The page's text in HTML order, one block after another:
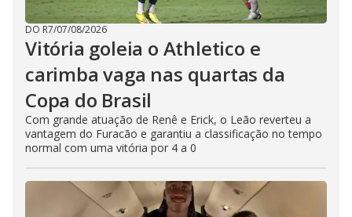
DO R7/07/08/2026
Vitória goleia o Athletico e
carimba vaga nas quartas da
Copa do Brasil
Com grande atuação de Renê e Erick, o Leão reverteu a
vantagem do Furacão e garantiu a classificação no tempo
normal com uma vitória por 4 a 0